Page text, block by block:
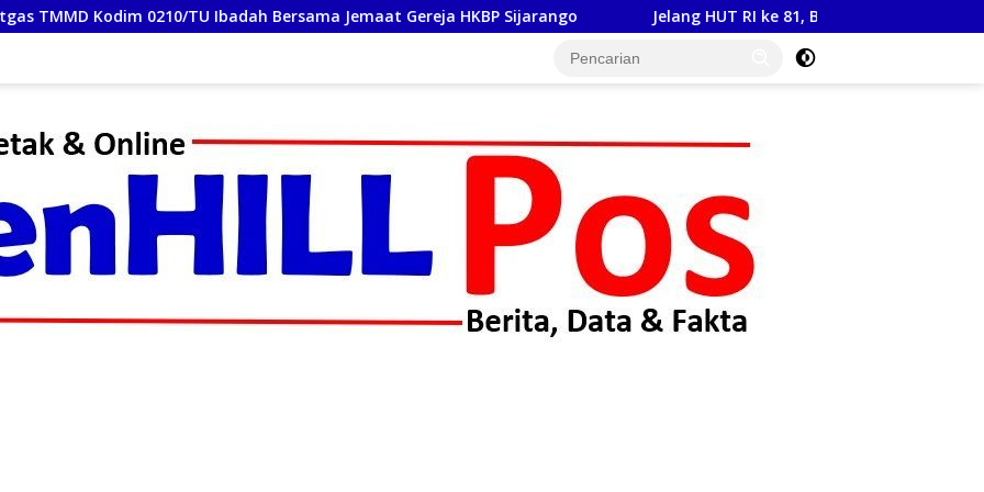
0210/TU Ibadah Bersama Jemaat Gereja HKBP Sijarango Jelang HUT RI ke 81, Babinsa Koramil 17/Balige Latih